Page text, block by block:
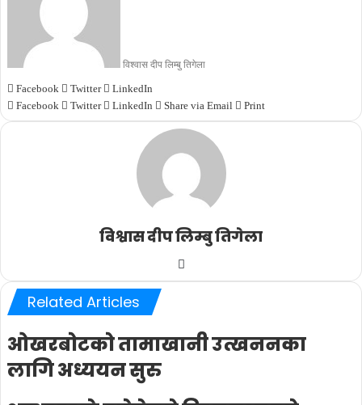
विश्वास दीप लिम्बु तिगेला
Facebook Twitter
LinkedIn
Facebook
Twitter LinkedIn Share via Email Print
विश्वास दीप लिम्बु तिगेला
Website
Related Articles
ओखरबोटको तामाखानी उत्खननका
लागि अध्ययन सुरु